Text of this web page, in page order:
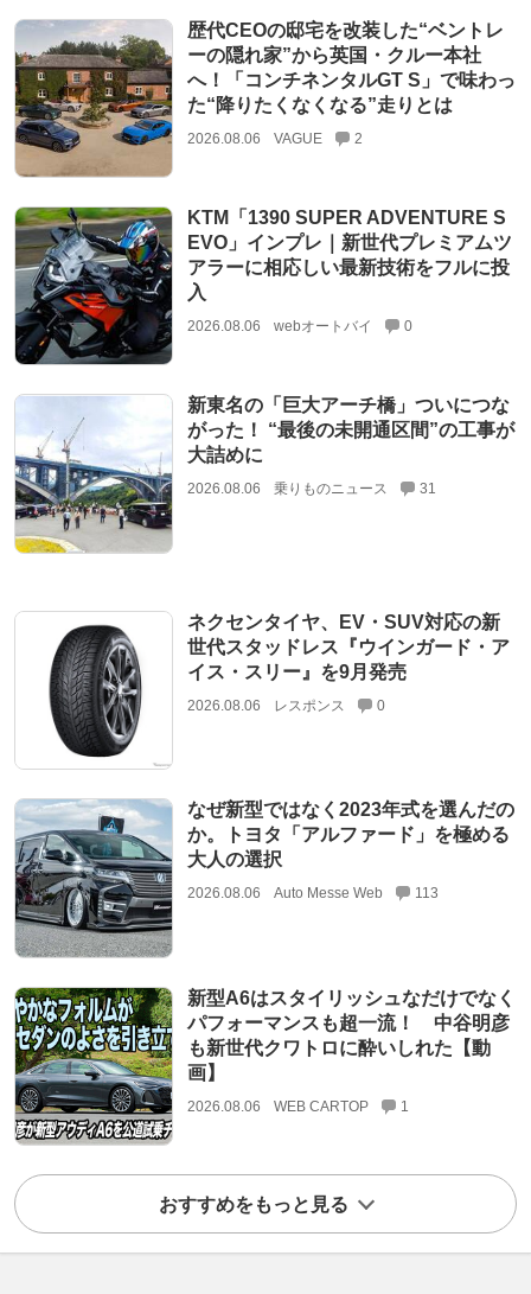
歴代CEOの邸宅を改装した“ベントレ
ーの隠れ家”から英国・クルー本社
へ！「コンチネンタルGT S」で味わっ
た“降りたくなくなる”走りとは
2026.08.06 VAGUE 2
KTM「1390 SUPER ADVENTURE S
EVO」インプレ｜新世代プレミアムツ
アラーに相応しい最新技術をフルに投
入
2026.08.06 webオートバイ 0
新東名の「巨大アーチ橋」ついにつな
がった！ “最後の未開通区間”の工事が
大詰めに
2026.08.06 乗りものニュース 31
ネクセンタイヤ、EV・SUV対応の新
世代スタッドレス『ウインガード・ア
イス・スリー』を9月発売
2026.08.06 レスポンス 0
なぜ新型ではなく2023年式を選んだの
か。トヨタ「アルファード」を極める
大人の選択
2026.08.06 Auto Messe Web 113
新型A6はスタイリッシュなだけでなく
パフォーマンスも超一流！ 中谷明彦
も新世代クワトロに酔いしれた【動
画】
2026.08.06 WEB CARTOP 1
おすすめをもっと見る